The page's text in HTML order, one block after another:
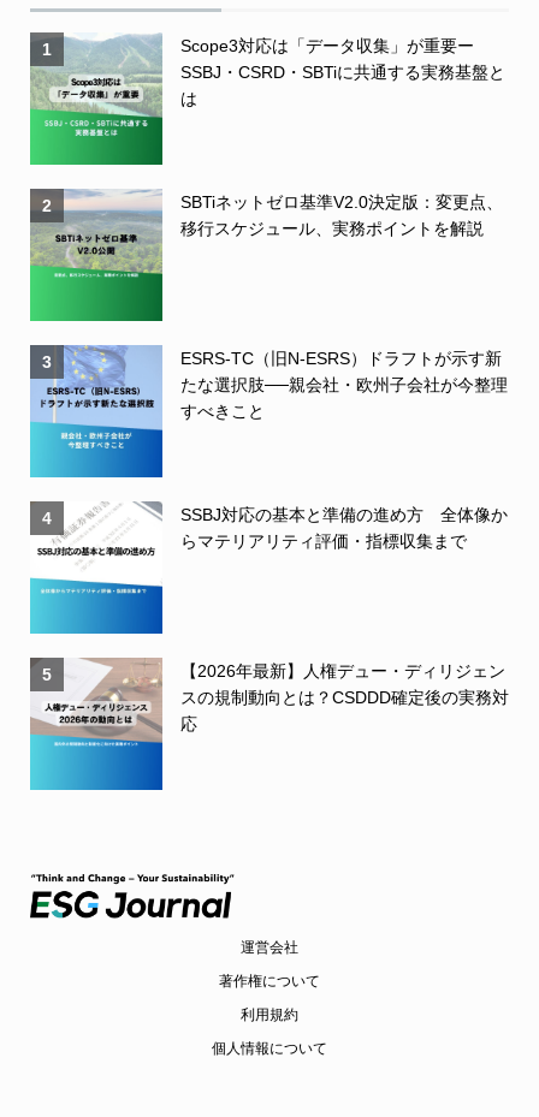
1
Scope3対応は「データ収集」が重要ー
SSBJ・CSRD・SBTiに共通する実務基盤と
は
2
SBTiネットゼロ基準V2.0決定版：変更点、
移行スケジュール、実務ポイントを解説
3
ESRS-TC（旧N-ESRS）ドラフトが示す新
たな選択肢──親会社・欧州子会社が今整理
すべきこと
4
SSBJ対応の基本と準備の進め方 全体像か
らマテリアリティ評価・指標収集まで
5
【2026年最新】人権デュー・ディリジェン
スの規制動向とは？CSDDD確定後の実務対
応
運営会社
著作権について
利用規約
個人情報について